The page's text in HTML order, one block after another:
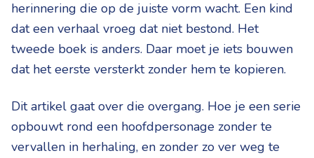
herinnering die op de juiste vorm wacht. Een kind
dat een verhaal vroeg dat niet bestond. Het
tweede boek is anders. Daar moet je iets bouwen
dat het eerste versterkt zonder hem te kopieren.
Dit artikel gaat over die overgang. Hoe je een serie
opbouwt rond een hoofdpersonage zonder te
vervallen in herhaling, en zonder zo ver weg te